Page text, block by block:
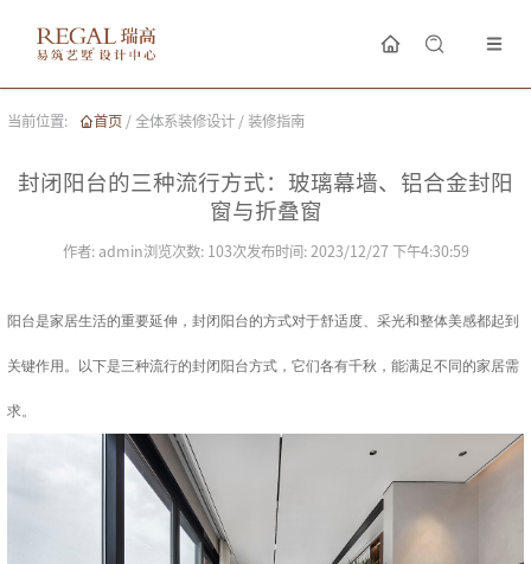
当前位置: 首页 / 全体系装修设计 / 装修指南
封闭阳台的三种流行方式：玻璃幕墙、铝合金封阳
窗与折叠窗
作者: admin浏览次数: 103次发布时间: 2023/12/27 下午4:30:59
阳台是家居生活的重要延伸，封闭阳台的方式对于舒适度、采光和整体美感都起到
关键作用。以下是三种流行的封闭阳台方式，它们各有千秋，能满足不同的家居需
求。